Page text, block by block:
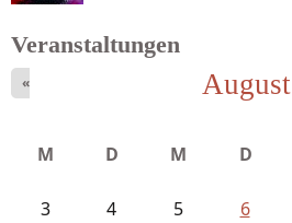
Mayer König, Wolfgang - Dichtungen...
Veranstaltungen
August
«
M D M D
3
4 5 6